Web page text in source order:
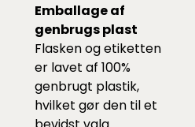
Emballage af
genbrugs plast
Flasken og etiketten
er lavet af 100%
genbrugt plastik,
hvilket gør den til et